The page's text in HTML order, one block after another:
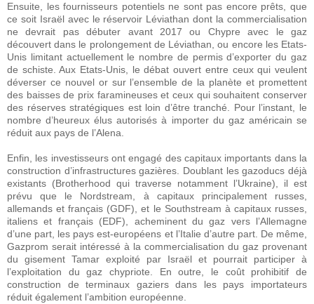
Ensuite, les fournisseurs potentiels ne sont pas encore prêts, que
ce soit Israël avec le réservoir Léviathan dont la commercialisation
ne devrait pas débuter avant 2017 ou Chypre avec le gaz
découvert dans le prolongement de Léviathan, ou encore les Etats-
Unis limitant actuellement le nombre de permis d’exporter du gaz
de schiste. Aux Etats-Unis, le débat ouvert entre ceux qui veulent
déverser ce nouvel or sur l’ensemble de la planète et promettent
des baisses de prix faramineuses et ceux qui souhaitent conserver
des réserves stratégiques est loin d’être tranché. Pour l’instant, le
nombre d’heureux élus autorisés à importer du gaz américain se
réduit aux pays de l’Alena.
Enfin, les investisseurs ont engagé des capitaux importants dans la
construction d’infrastructures gazières. Doublant les gazoducs déjà
existants (Brotherhood qui traverse notamment l’Ukraine), il est
prévu que le Nordstream, à capitaux principalement russes,
allemands et français (GDF), et le Southstream à capitaux russes,
italiens et français (EDF), acheminent du gaz vers l’Allemagne
d’une part, les pays est-européens et l’Italie d’autre part. De même,
Gazprom serait intéressé à la commercialisation du gaz provenant
du gisement Tamar exploité par Israël et pourrait participer à
l’exploitation du gaz chypriote. En outre, le coût prohibitif de
construction de terminaux gaziers dans les pays importateurs
réduit également l’ambition européenne.